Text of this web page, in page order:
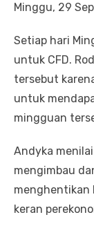
Minggu, 29
Setiap hari
untuk CFD.
tersebut
untuk
mingguan
Andyka
mengimbau
menghentikan
keran